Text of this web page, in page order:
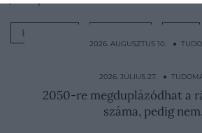
BOLYGÓ
2026. AUGUSZTUS 10. ●
király orvosait
2026. JÚLIUS 27. ●
2050-re megduplázódhat a
száma, pedig